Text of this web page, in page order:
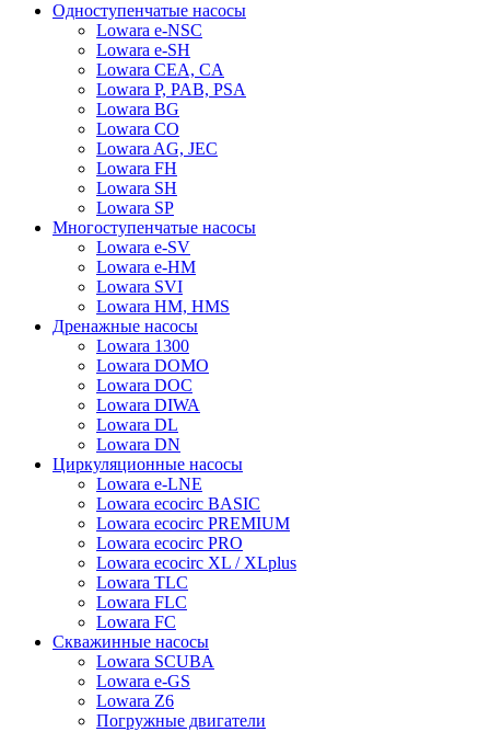
Одноступенчатые насосы
Lowara e-NSC
Lowara e-SH
Lowara CEA, CA
Lowara P, PAB, PSA
Lowara BG
Lowara CO
Lowara AG, JEC
Lowara FH
Lowara SH
Lowara SP
Многоступенчатые насосы
Lowara e-SV
Lowara e-HM
Lowara SVI
Lowara HM, HMS
Дренажные насосы
Lowara 1300
Lowara DOMO
Lowara DOC
Lowara DIWA
Lowara DL
Lowara DN
Циркуляционные насосы
Lowara e-LNE
Lowara ecocirc BASIC
Lowara ecocirc PREMIUM
Lowara ecocirc PRO
Lowara ecocirc XL / XLplus
Lowara TLC
Lowara FLC
Lowara FC
Скважинные насосы
Lowara SCUBA
Lowara e-GS
Lowara Z6
Погружные двигатели